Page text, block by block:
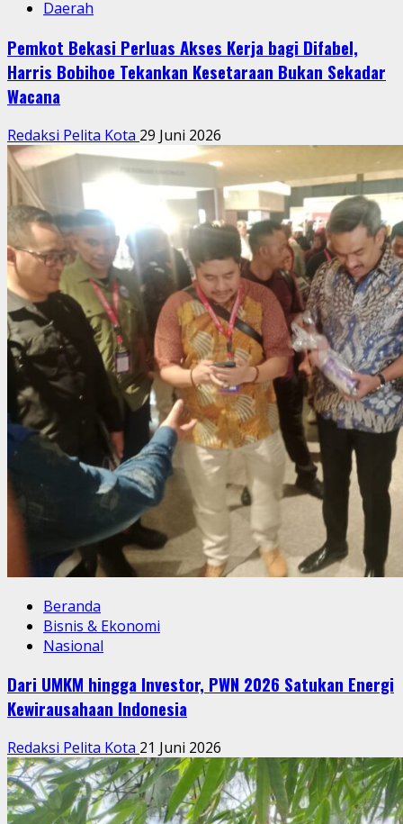
Daerah
Pemkot Bekasi Perluas Akses Kerja bagi Difabel,
Harris Bobihoe Tekankan Kesetaraan Bukan Sekadar
Wacana
Redaksi Pelita Kota 29 Juni 2026
Beranda
Bisnis & Ekonomi
Nasional
Dari UMKM hingga Investor, PWN 2026 Satukan Energi
Kewirausahaan Indonesia
Redaksi Pelita Kota 21 Juni 2026